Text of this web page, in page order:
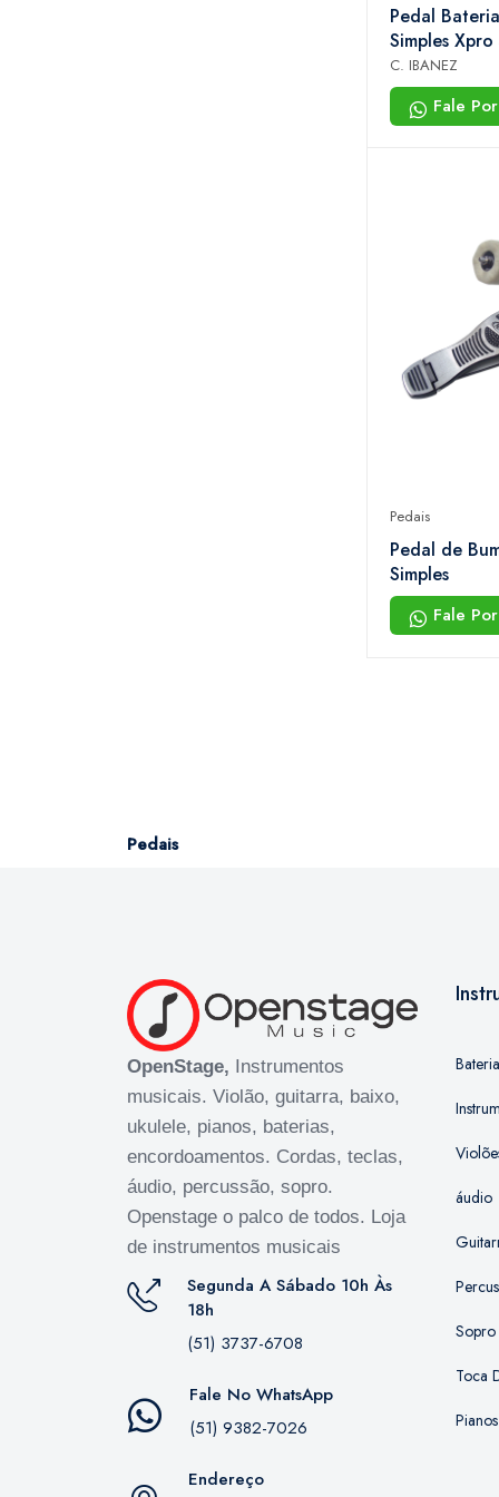
Pedal
Simples
C. IBANEZ
Fale
Pedais
Pedal de
Simples
Fale
Pedais
OpenStage, Instrumentos
musicais. Violão, guitarra, baixo,
ukulele, pianos, baterias,
encordoamentos. Cordas, teclas,
áudio, percussão, sopro.
Openstage o palco de todos. Loja
de instrumentos musicais
Segunda A Sábado 10h Às
18h
(51) 3737-6708
Fale No WhatsApp
(51) 9382-7026
Endereço
áudio
Sopro
Toca
Pianos